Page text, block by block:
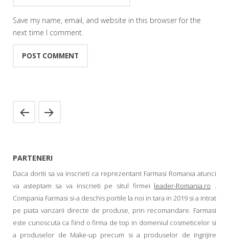
Save my name, email, and website in this browser for the
next time I comment.
PARTENERI
Daca doriti sa va inscrieti ca reprezentant Farmasi Romania atunci
va asteptam sa va inscrieti pe situl firmei leader-Romania.ro .
Compania Farmasi si-a deschis portile la noi in tara in 2019 si a intrat
pe piata vanzarii directe de produse, prin recomandare. Farmasi
este cunoscuta ca fiind o firma de top in domeniul cosmeticelor si
a produselor de Make-up precum si a produselor de ingrijire